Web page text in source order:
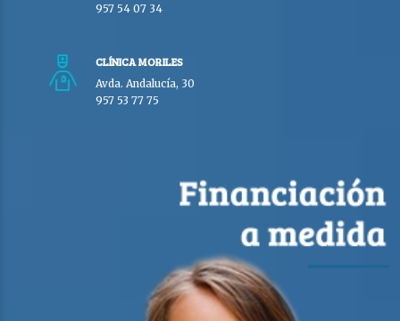
957 54 07 34
CLÍNICA MORILES
Avda. Andalucía, 30
957 53 77 75